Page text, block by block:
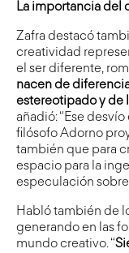
La importancia del
Zafra destacó
creatividad
el ser diferente,
nacen de
estereotipado y de
añadió: “Ese
filósofo Adorno
también que para
espacio para la
especulación
Habló también de
generando en las
mundo creativo. “